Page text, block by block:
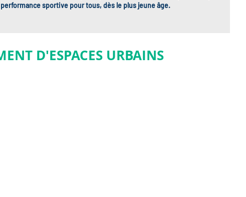
sportive pour tous, dès le plus jeune âge.
D'ESPACES URBAINS